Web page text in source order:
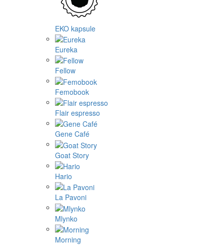
EKO kapsule
Eureka
Fellow
Femobook
Flair espresso
Gene Café
Goat Story
Hario
La Pavoni
Mlynko
Morning